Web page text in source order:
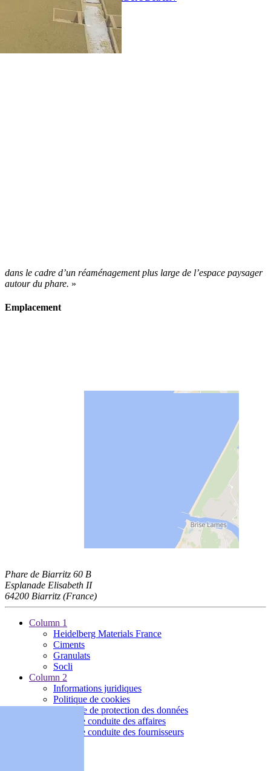
dans le cadre d’un réaménagement plus large de l’espace paysager
autour du phare. »
Emplacement
Phare de Biarritz 60 B
Esplanade Elisabeth II
64200 Biarritz (France)
Column 1
Heidelberg Materials France
Ciments
Granulats
Socli
Column 2
Informations juridiques
Politique de cookies
Politique de protection des données
Code de conduite des affaires
Code de conduite des fournisseurs